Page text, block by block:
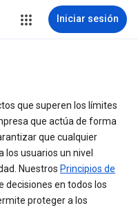
Iniciar sesión
que superen los límites
que actúa de forma
que cualquier
usuarios un nivel
Nuestros Principios de
decisiones en todos los
proteger a los